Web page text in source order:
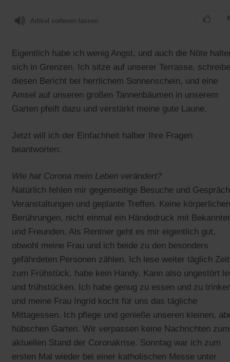
Artikel vorlesen lassen
Eigentlich habe ich wenig Angst, und auch die Nöte
sich in Grenzen. Ich sitze auf unserer Terrasse, schreibe
diesen Bericht bei herrlichem Sonnenschein, und eine
Amsel auf unseren großen Tannenbäumen in unserem
Garten pfeift dazu und verstärkt meine gute Laune.
Jetzt will ich der Einfachheit halber Ihre Fragen
beantworten:
Wie hat Corona mein Leben verändert?
Natürlich fehlen mir gegenseitige Besuche und
Veranstaltungen und geplante Treffen. Keine körperlichen
Berührungen, nicht einmal ein Händedruck mit
und Freunden. Als Rentner geht es mir eigentlich gut,
obwohl meine Frau und ich beide zu den besonders
gefährdeten Personen zählen. Ich lese weiter täglich
zum Frühstück, habe kein Handy. Kann also ungestört
und frühstücken. Ich habe genug zu essen und zu
und meine Frau Ingrid kocht für uns das tägliche
Mittagessen. Ich pflege und genieße unseren kleinen,
hübschen Garten. Wir verpassen keine Nachrichten zum
aktuellen Stand der Coronakrise. Sonntag war ich zum
ersten Mal wieder bei einer katholischen Messe unter